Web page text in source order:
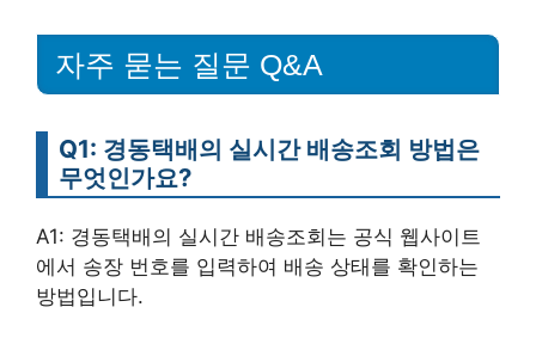
자주 묻는 질문 Q&A
Q1: 경동택배의 실시간 배송조회 방법은
무엇인가요?
A1: 경동택배의 실시간 배송조회는 공식 웹사이트
에서 송장 번호를 입력하여 배송 상태를 확인하는
방법입니다.